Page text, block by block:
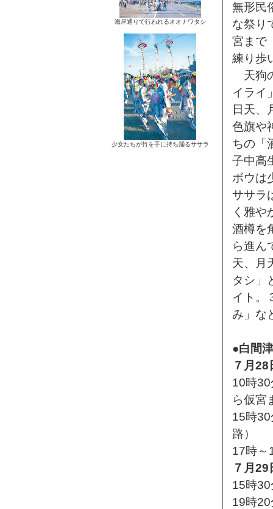
海岸通りで行われるオオナワタシ
少女たちが竹を手に持ち踊るササラ
無形民
な祭り
宮まで
練り歩
天狗
イライ
日天、
色旗や
ちの「
子中高
ボウは
ササラ
く雅や
酒樽を
ら進ん
天、月
タシ」
イト。
み」な
●白間
７月28
10時
ら仮宮
15時
路）
17時～
７月29
15時
19時